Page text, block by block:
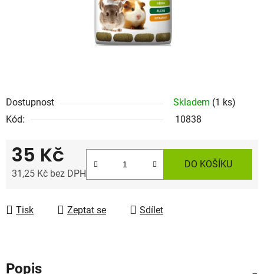
Dostupnost Skladem (1 ks)
Kód:
10838
35 Kč
31,25 Kč bez DPH
DO KOŠÍKU
Tisk Zeptat se Sdílet
Popis